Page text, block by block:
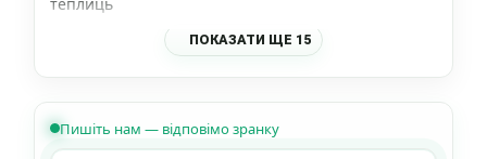
ПОКАЗАТИ ЩЕ 15
Пишіть нам — відповімо зранку